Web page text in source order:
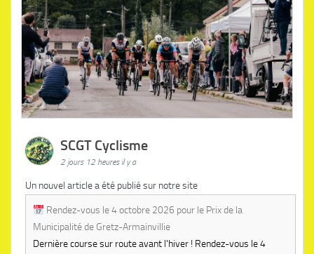
SCGT Cyclisme
2 jours 12 heures il y a
Un nouvel article a été publié sur notre site
Rendez-vous le 4 octobre 2026 pour le Prix de la
Municipalité de Gretz-Armainvillie
Dernière course sur route avant l'hiver ! Rendez-vous le 4